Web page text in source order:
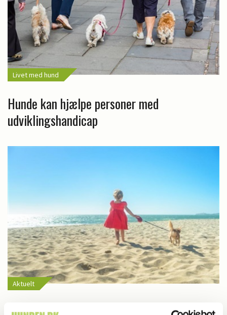
Livet med hund
Hunde kan hjælpe personer med
udviklingshandicap
Aktuelt